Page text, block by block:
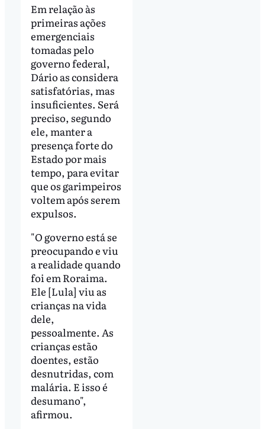
Em relação às
primeiras ações
emergenciais
tomadas pelo
governo federal,
Dário as considera
satisfatórias, mas
insuficientes. Será
preciso, segundo
ele, manter a
presença forte do
Estado por mais
tempo, para evitar
que os garimpeiros
voltem após serem
expulsos.
"O governo está se
preocupando e viu
a realidade quando
foi em Roraima.
Ele [Lula] viu as
crianças na vida
dele,
pessoalmente. As
crianças estão
doentes, estão
desnutridas, com
malária. E isso é
desumano",
afirmou.